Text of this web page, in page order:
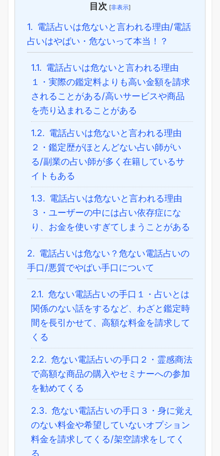
目次 [非表示]
1. 電話占いは危ないと言われる理由/電話
占いはやばい・危ないって本当！？
1.1. 電話占いは危ないと言われる理由
１・実際の鑑定料よりも高い金額を請求
されることがある/高いサービスや商品
を売り込まれることがある
1.2. 電話占いは危ないと言われる理由
２・鑑定歴がほとんどない占い師がい
る/副業の占い師が多く在籍しているサ
イトもある
1.3. 電話占いは危ないと言われる理由
３・ユーザーの中には占い依存症にな
り、お金を使いすぎてしまうことがある
2. 電話占いは危ない？危ない電話占いの
手口/悪質でやばい手口について
2.1. 危ない電話占いの手口１・占いとは
関係のない話をするなど、わざと鑑定時
間を長引かせて、高額な料金を請求して
くる
2.2. 危ない電話占いの手口２・霊感商法
で高額な商品の購入やセミナーへの参加
を勧めてくる
2.3. 危ない電話占いの手口３・身に覚え
のない料金や希望していないオプション
料金を請求してくる/架空請求をしてく
る